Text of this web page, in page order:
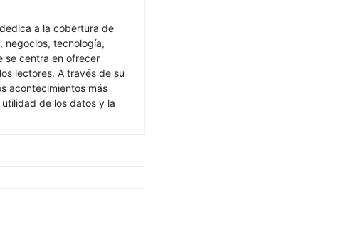
a la cobertura de
negocios, tecnología,
se centra en ofrecer
lectores. A través de su
acontecimientos más
de los datos y la